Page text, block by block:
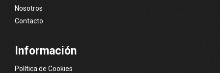
Nosotros
Contacto
Información
Política de Cookies